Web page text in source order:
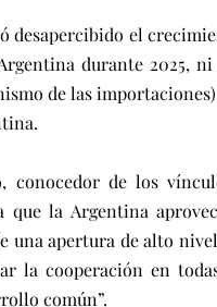
desapercibido el
durante 2025,
de las
conocedor de los
que la Argentina
una apertura de alto
la cooperación en
común”.